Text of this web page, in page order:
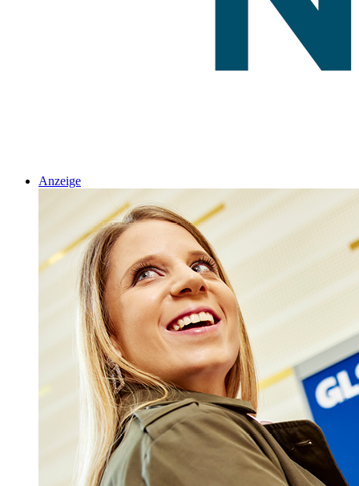
Anzeige